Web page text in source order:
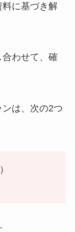
に基づき解
わせて、確
は、次の2つ